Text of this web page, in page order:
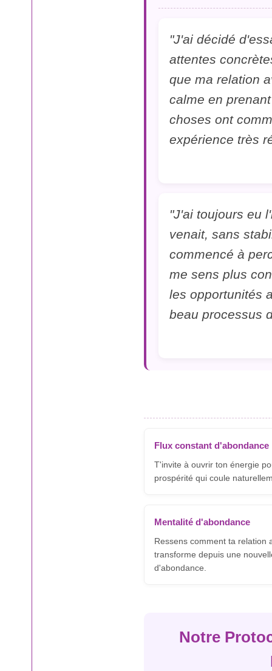
"J'ai décidé
attentes
que ma relation
calme en
choses ont
expérience très
"J'ai toujours eu
venait, sans
commencé à
me sens plus
les opportunités
beau processus
Flux constant d'abondance
T'invite à ouvrir ton énergie
prospérité qui coule
Mentalité d'abondance
Ressens comment ta relation
transforme depuis une
d'abondance.
Notre